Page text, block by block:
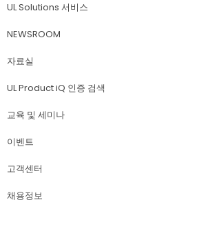
UL Solutions 서비스
NEWSROOM
자료실
UL Product iQ 인증 검색
교육 및 세미나
이벤트
고객센터
채용정보